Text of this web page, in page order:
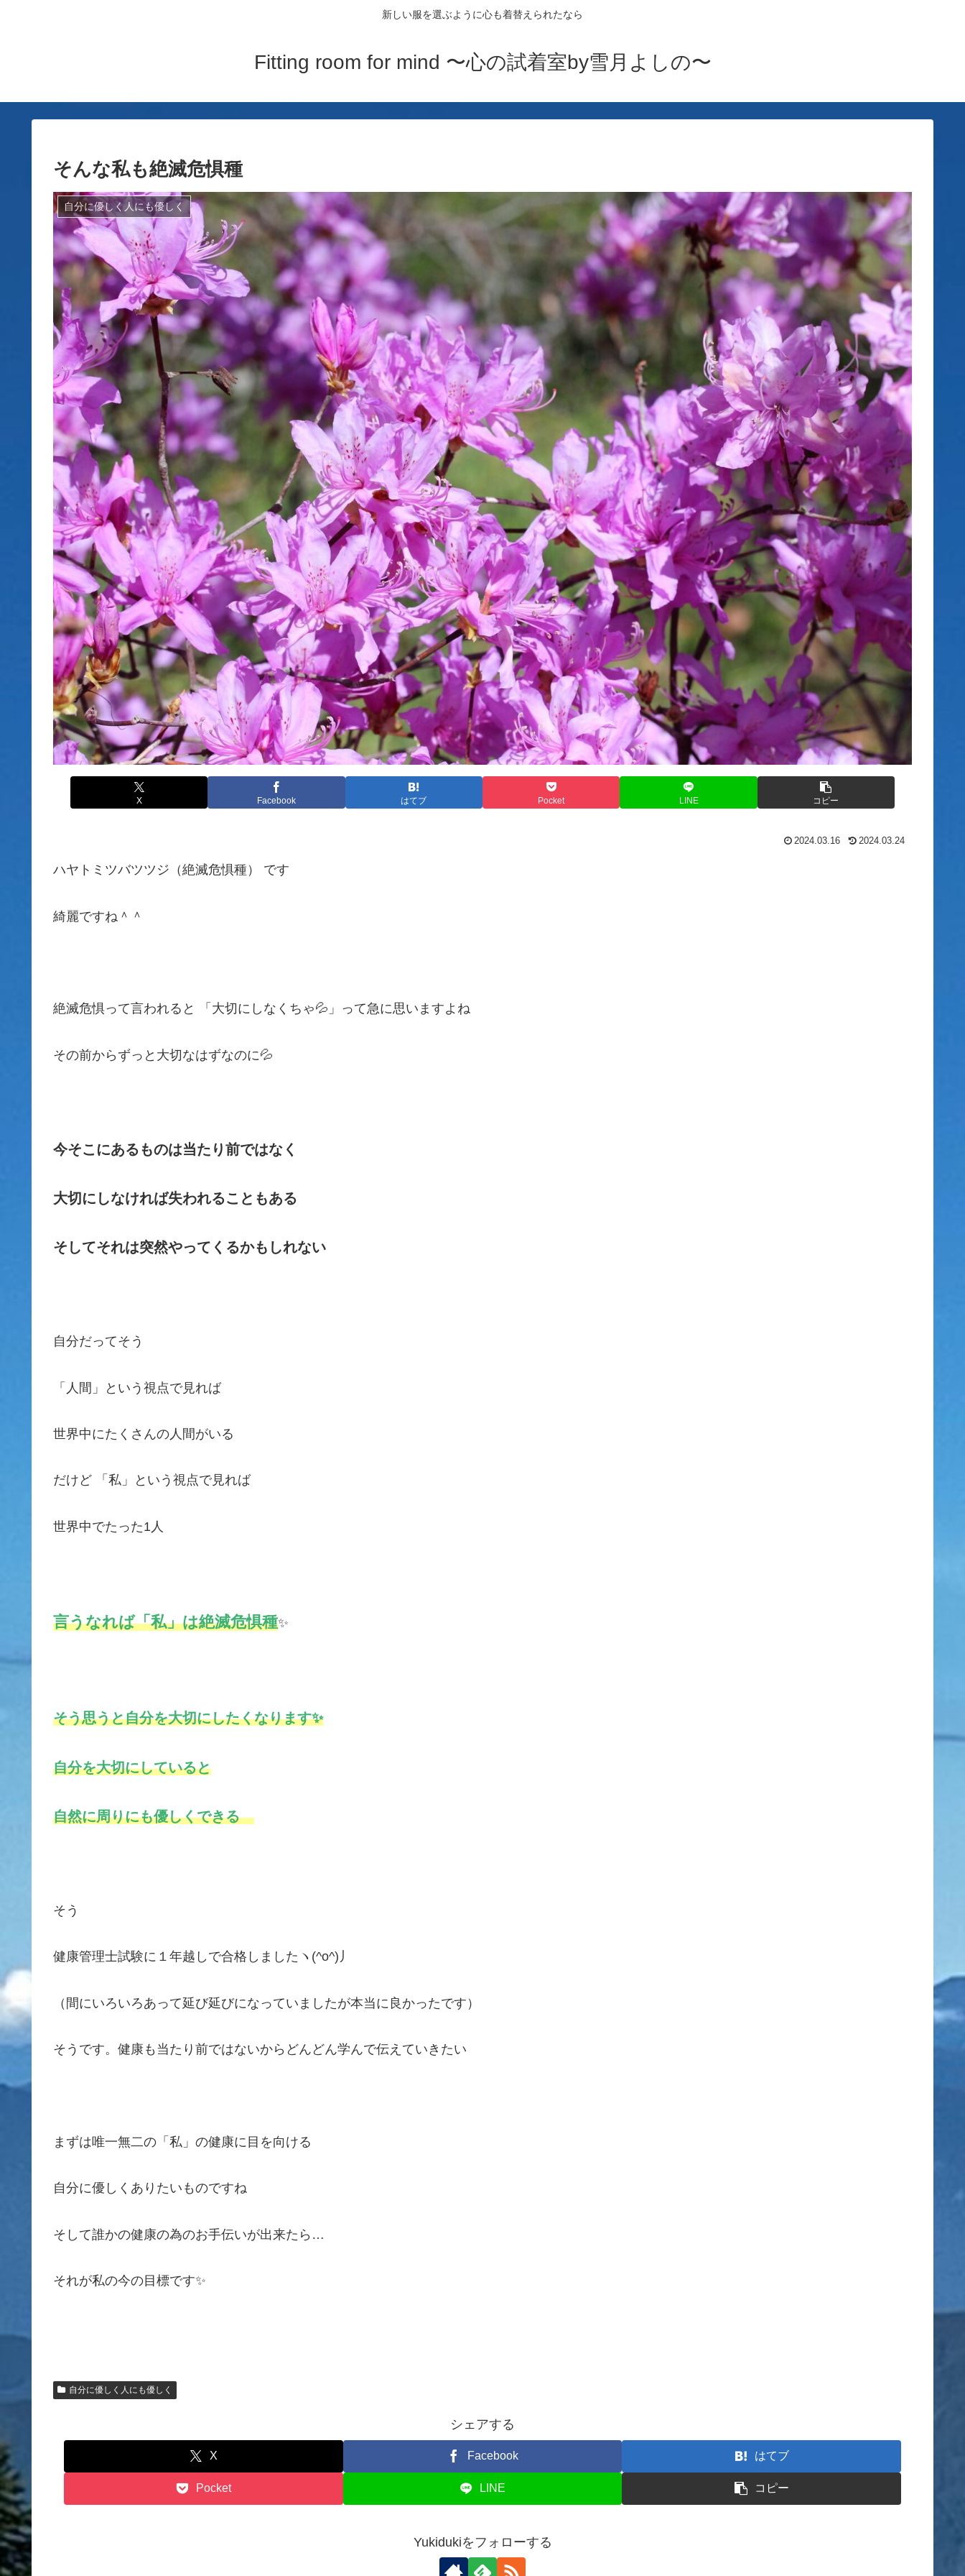
新しい服を選ぶように心も着替えられたなら
Fitting room for mind 〜心の試着室by雪月よしの〜
そんな私も絶滅危惧種
自分に優しく人にも優しく
X Facebook はてブ Pocket LINE コピー
2024.03.16 2024.03.24
ハヤトミツバツツジ（絶滅危惧種） です
綺麗ですね＾＾
絶滅危惧って言われると 「大切にしなくちゃ💦」って急に思いますよね
その前からずっと大切なはずなのに💦
今そこにあるものは当たり前ではなく
大切にしなければ失われることもある
そしてそれは突然やってくるかもしれない
自分だってそう
「人間」という視点で見れば
世界中にたくさんの人間がいる
だけど 「私」という視点で見れば
世界中でたった1人
言うなれば「私」は絶滅危惧種✨
そう思うと自分を大切にしたくなります✨
自分を大切にしていると
自然に周りにも優しくできる
そう
健康管理士試験に１年越しで合格しましたヽ(^o^)丿
（間にいろいろあって延び延びになっていましたが本当に良かったです）
そうです。健康も当たり前ではないからどんどん学んで伝えていきたい
まずは唯一無二の「私」の健康に目を向ける
自分に優しくありたいものですね
そして誰かの健康の為のお手伝いが出来たら…
それが私の今の目標です✨
自分に優しく人にも優しく
シェアする
X Facebook はてブ
Pocket LINE コピー
Yukidukiをフォローする